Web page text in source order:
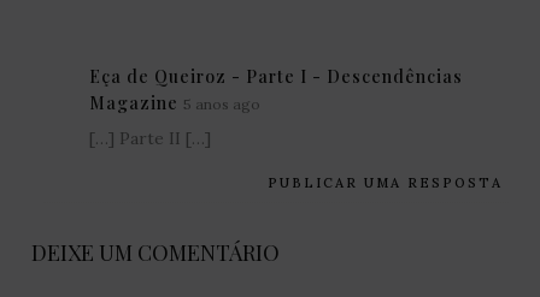
Eça de Queiroz - Parte I - Descendências
Magazine 5 anos ago
PUBLICAR UMA RESPOSTA
[…] Parte II […]
DEIXE UM COMENTÁRIO